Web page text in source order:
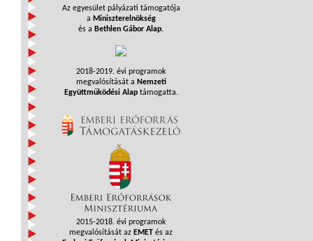
Az egyesület pályázati támogatója
a Miniszterelnökség
és a Bethlen Gábor Alap.
2018-2019. évi programok
megvalósítását a Nemzeti
Együttműködési Alaptámogatta.
2015-2018. évi programok
megvalósítását az EMET és az